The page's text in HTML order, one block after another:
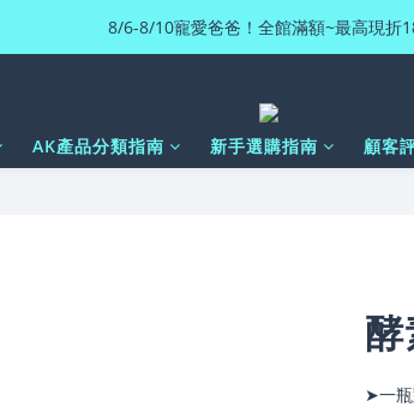
8/6-8/10寵愛爸爸！全館滿額~最高現折
AK產品分類指南 新手選購指南 顧客
酵
➤一瓶